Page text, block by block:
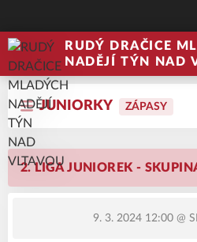
RUDÝ DRAČICE
NADĚJÍ TÝN NAD
JUNIORKY ZÁPASY
2. LIGA JUNIOREK -
9. 3. 2024 12:00 @